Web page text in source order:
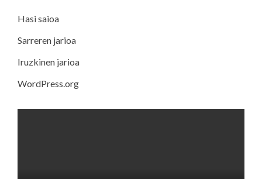
Hasi saioa
Sarreren jarioa
Iruzkinen jarioa
WordPress.org